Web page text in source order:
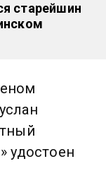
старейшин
удостоен